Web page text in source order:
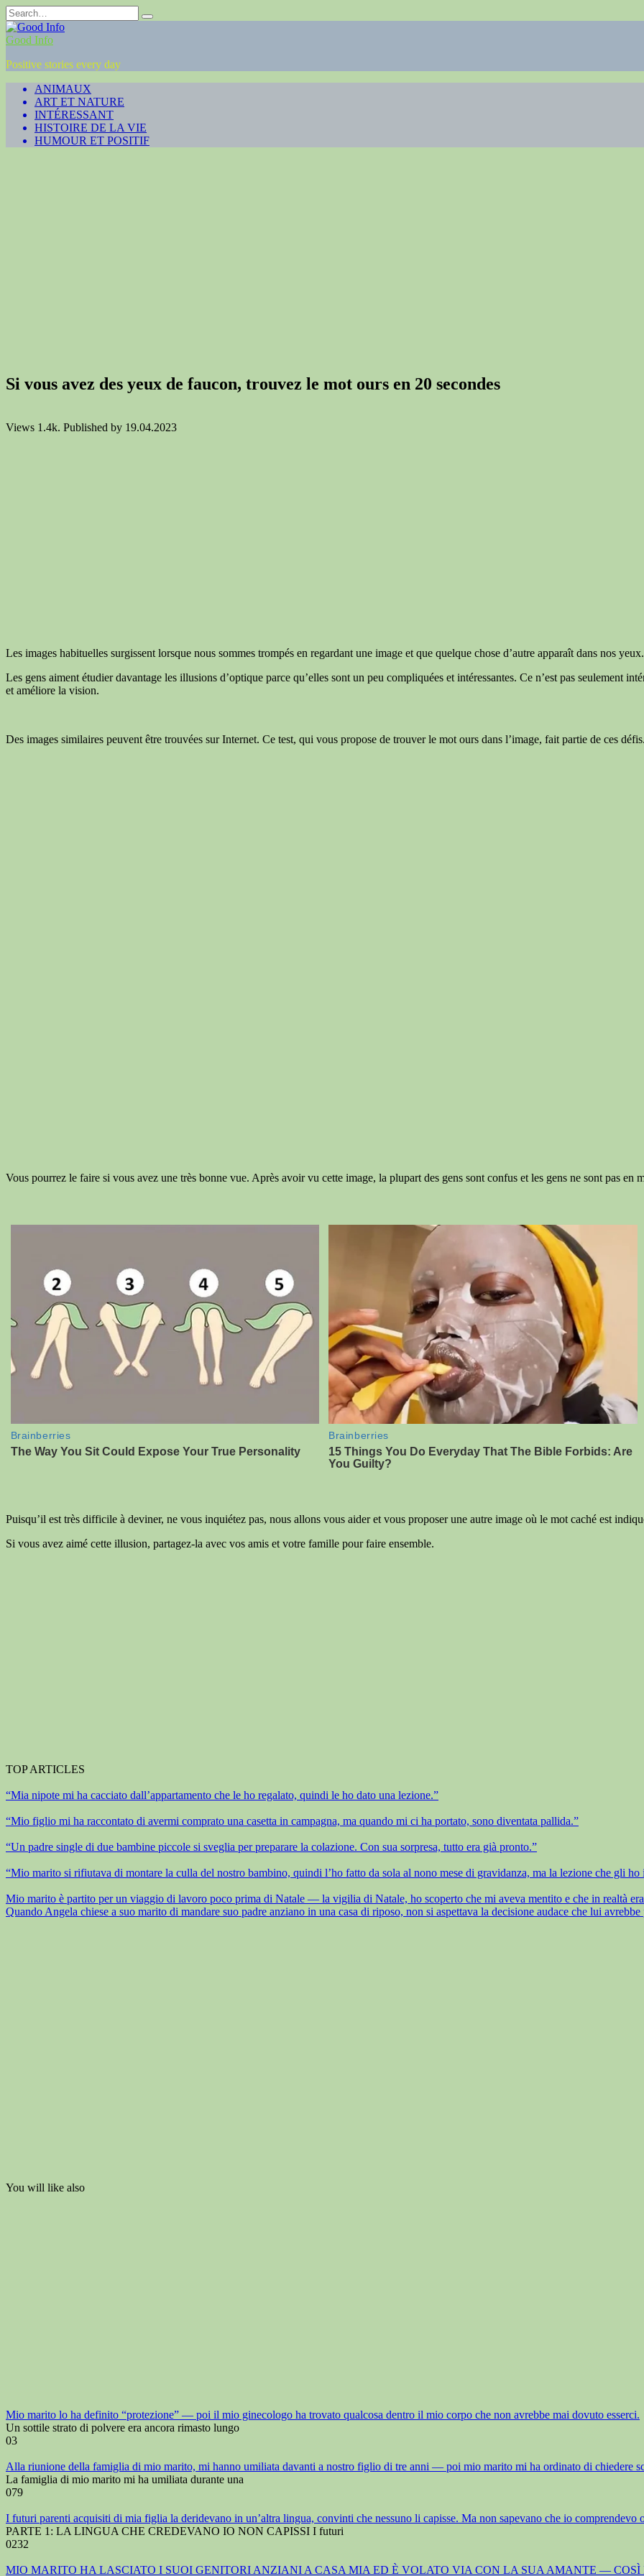
Skip
to
content
Search
for:
Good Info
Positive stories every day
ANIMAUX
ART ET NATURE
INTÉRESSANT
HISTOIRE DE LA VIE
HUMOUR ET POSITIF
Si vous avez des yeux de faucon, trouvez le mot ours en 20 secondes
Views 1.4k. Published by 19.04.2023
Les images habituelles surgissent lorsque nous sommes trompés en regardant une image et que quelque chose d’autre apparaît dans nos yeux.
Les gens aiment étudier davantage les illusions d’optique parce qu’elles sont un peu compliquées et intéressantes. Ce n’est pas seulement
et améliore la vision.
Des images similaires peuvent être trouvées sur Internet. Ce test, qui vous propose de trouver le mot ours dans l’image, fait partie de ces
Vous pourrez le faire si vous avez une très bonne vue. Après avoir vu cette image, la plupart des gens sont confus et les gens ne sont pas en
Puisqu’il est très difficile à deviner, ne vous inquiétez pas, nous allons vous aider et vous proposer une autre image où le mot caché est
Si vous avez aimé cette illusion, partagez-la avec vos amis et votre famille pour faire ensemble.
TOP ARTICLES
“Mia nipote mi ha cacciato dall’appartamento che le ho regalato, quindi le ho dato una lezione.”
“Mio figlio mi ha raccontato di avermi comprato una casetta in campagna, ma quando mi ci ha portato, sono diventata pallida.”
“Un padre single di due bambine piccole si sveglia per preparare la colazione. Con sua sorpresa, tutto era già pronto.”
“Mio marito si rifiutava di montare la culla del nostro bambino, quindi l’ho fatto da sola al nono mese di gravidanza, ma la lezione che gli ho
Mio marito è partito per un viaggio di lavoro poco prima di Natale — la vigilia di Natale, ho scoperto che mi aveva mentito e che in realtà
Quando Angela chiese a suo marito di mandare suo padre anziano in una casa di riposo, non si aspettava la decisione audace che lui avrebbe
You will like also
Mio marito lo ha definito “protezione” — poi il mio ginecologo ha trovato qualcosa dentro il mio corpo che non avrebbe mai dovuto esserci.
Un sottile strato di polvere era ancora rimasto lungo
03
Alla riunione della famiglia di mio marito, mi hanno umiliata davanti a nostro figlio di tre anni — poi mio marito mi ha ordinato di chiedere
La famiglia di mio marito mi ha umiliata durante una
079
I futuri parenti acquisiti di mia figlia la deridevano in un’altra lingua, convinti che nessuno li capisse. Ma non sapevano che io comprendevo
PARTE 1: LA LINGUA CHE CREDEVANO IO NON CAPISSI I futuri
0232
MIO MARITO HA LASCIATO I SUOI GENITORI ANZIANI A CASA MIA ED È VOLATO VIA CON LA SUA AMANTE —